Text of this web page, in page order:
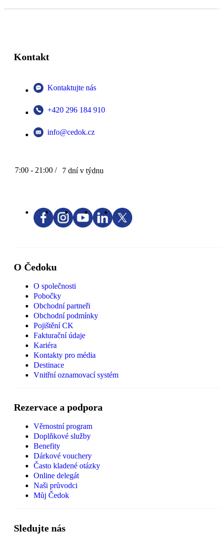
Kontakt
Kontaktujte nás
+420 296 184 910
info@cedok.cz
7:00 - 21:00 / 7 dní v týdnu
O Čedoku
O společnosti
Pobočky
Obchodní partneři
Obchodní podmínky
Pojištění CK
Fakturační údaje
Kariéra
Kontakty pro média
Destinace
Vnitřní oznamovací systém
Rezervace a podpora
Věrnostní program
Doplňkové služby
Benefity
Dárkové vouchery
Často kladené otázky
Online delegát
Naši průvodci
Můj Čedok
Sledujte nás